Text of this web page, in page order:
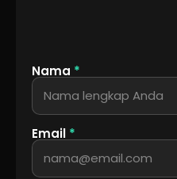
Nama *
Email *